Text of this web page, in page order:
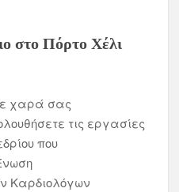
στο Πόρτο Χέλι
χαρά σας
τις εργασίες
που
Καρδιολόγων